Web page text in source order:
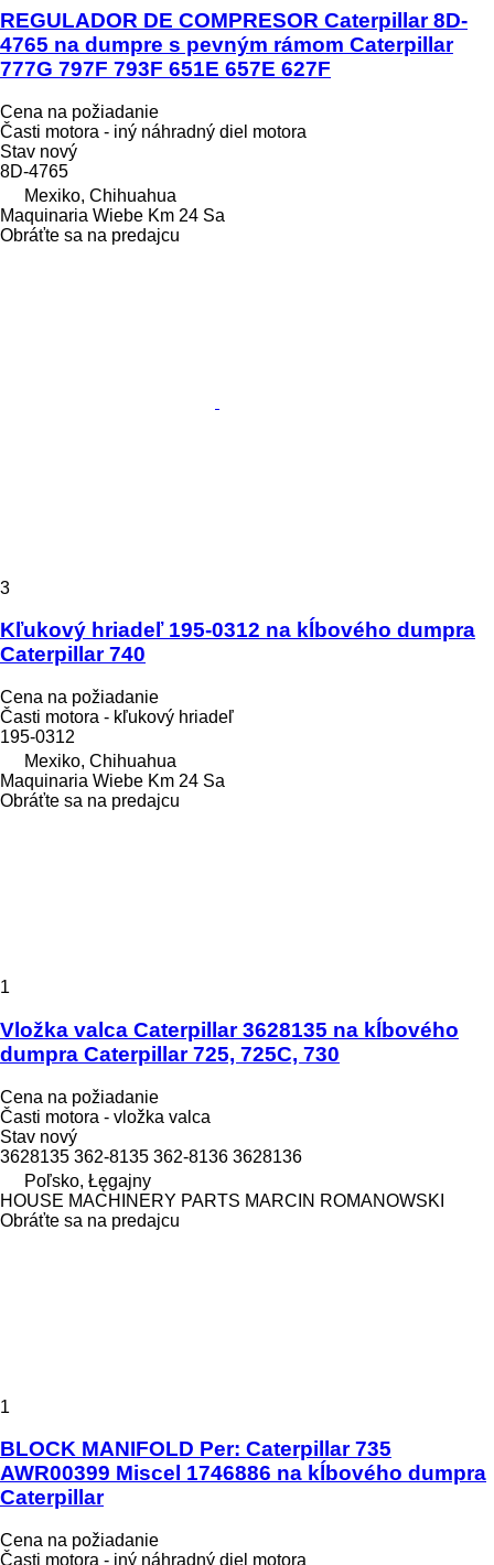
REGULADOR DE COMPRESOR Caterpillar 8D-
4765 na dumpre s pevným rámom Caterpillar
777G 797F 793F 651E 657E 627F
Cena na požiadanie
Časti motora - iný náhradný diel motora
Stav nový
8D-4765
Mexiko, Chihuahua
Maquinaria Wiebe Km 24 Sa
Obráťte sa na predajcu
3
Kľukový hriadeľ 195-0312 na kĺbového dumpra
Caterpillar 740
Cena na požiadanie
Časti motora - kľukový hriadeľ
195-0312
Mexiko, Chihuahua
Maquinaria Wiebe Km 24 Sa
Obráťte sa na predajcu
1
Vložka valca Caterpillar 3628135 na kĺbového
dumpra Caterpillar 725, 725C, 730
Cena na požiadanie
Časti motora - vložka valca
Stav nový
3628135 362-8135 362-8136 3628136
Poľsko, Łęgajny
HOUSE MACHINERY PARTS MARCIN ROMANOWSKI
Obráťte sa na predajcu
1
BLOCK MANIFOLD Per: Caterpillar 735
AWR00399 Miscel 1746886 na kĺbového dumpra
Caterpillar
Cena na požiadanie
Časti motora - iný náhradný diel motora